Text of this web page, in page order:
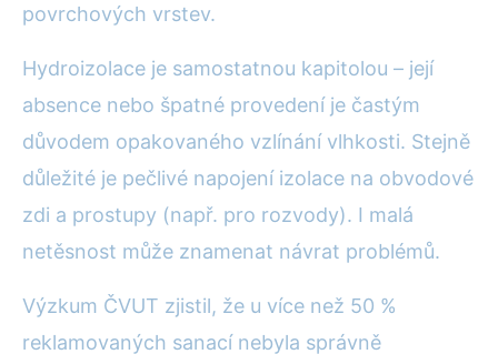
povrchových vrstev.
Hydroizolace je samostatnou kapitolou – její
absence nebo špatné provedení je častým
důvodem opakovaného vzlínání vlhkosti. Stejně
důležité je pečlivé napojení izolace na obvodové
zdi a prostupy (např. pro rozvody). I malá
netěsnost může znamenat návrat problémů.
Výzkum ČVUT zjistil, že u více než 50 %
reklamovaných sanací nebyla správně